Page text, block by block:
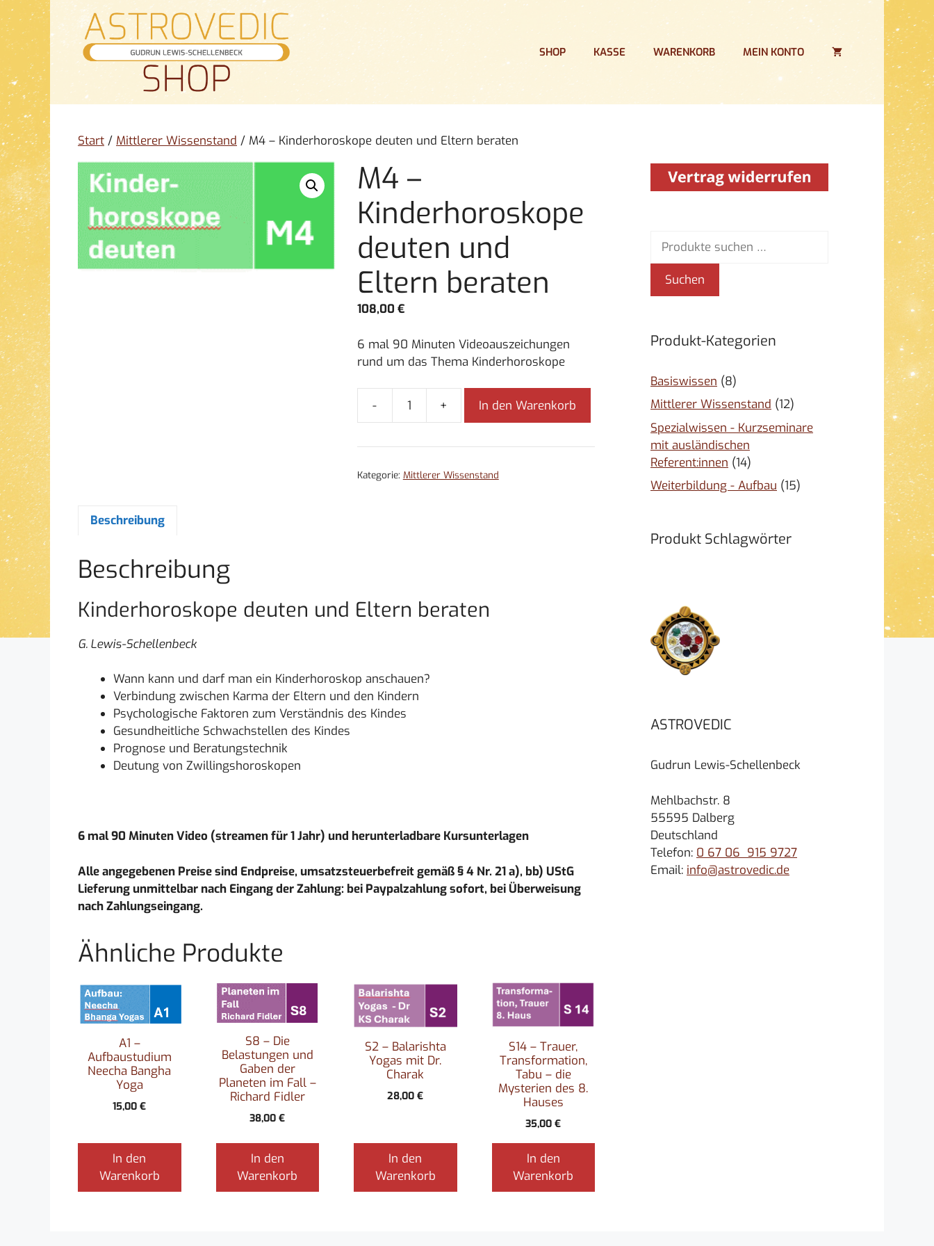
Zum
Inhalt
springen
SHOP KASSE WARENKORB MEIN KONTO
Start / Mittlerer Wissenstand / M4 – Kinderhoroskope deuten und Eltern beraten
M4 –
Kinderhoroskope
deuten und
Eltern beraten
108,00 €
6 mal 90 Minuten Videoauszeichungen
rund um das Thema Kinderhoroskope
-
Kinderhoroskope
und
+ In den Warenkorb
Kategorie: Mittlerer Wissenstand
Beschreibung
Beschreibung
Kinderhoroskope deuten und Eltern beraten
G. Lewis-Schellenbeck
Wann kann und darf man ein Kinderhoroskop anschauen?
Verbindung zwischen Karma der Eltern und den Kindern
Psychologische Faktoren zum Verständnis des Kindes
Gesundheitliche Schwachstellen des Kindes
Prognose und Beratungstechnik
Deutung von Zwillingshoroskopen
6 mal 90 Minuten Video (streamen für 1 Jahr) und herunterladbare Kursunterlagen
Alle angegebenen Preise sind Endpreise, umsatzsteuerbefreit gemäß § 4 Nr. 21 a), bb) UStG
Lieferung unmittelbar nach Eingang der Zahlung: bei Paypalzahlung sofort, bei Überweisung
nach Zahlungseingang.
Ähnliche Produkte
A1 –
Aufbaustudium
Neecha Bangha
Yoga
15,00€
In den
Warenkorb
S8 – Die
Belastungen und
Gaben der
Planeten im Fall –
Richard Fidler
38,00€
In den
Warenkorb
S2 – Balarishta
Yogas mit Dr.
Charak
28,00€
In den
Warenkorb
S14 – Trauer,
Transformation,
Tabu – die
Mysterien des 8.
Hauses
35,00€
In den
Warenkorb
Suchen
nach:
Suchen
Produkt-Kategorien
Basiswissen (8)
Mittlerer Wissenstand (12)
Spezialwissen - Kurzseminare
mit ausländischen
Referent:innen (14)
Weiterbildung - Aufbau (15)
Produkt Schlagwörter
ASTROVEDIC
Gudrun Lewis-Schellenbeck
Mehlbachstr. 8
55595 Dalberg
Deutschland
Telefon: 0 67 06 915 9727
Email: info@astrovedic.de